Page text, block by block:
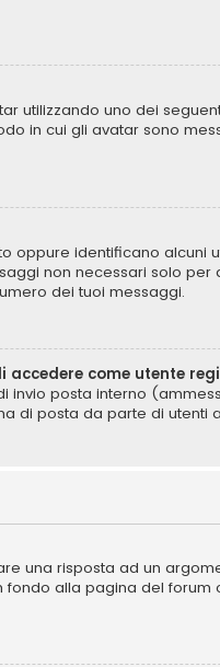
utilizzando uno dei
in cui gli avatar sono
oppure identificano alcuni
non necessari solo
dei tuoi messaggi.
accedere come utente
posta interno
di posta da parte di utenti
una risposta ad un
alla pagina del forum